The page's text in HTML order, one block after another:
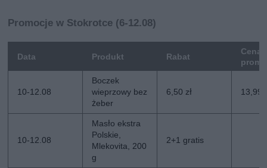
Promocje w Stokrotce (6-12.08)
Data Produkt Rabat
Cena
10-12.08
Boczek
wieprzowy bez
żeber
6,50 zł 13,99
10-12.08
Masło ekstra
Polskie,
Mlekovita, 200
g
2+1 gratis